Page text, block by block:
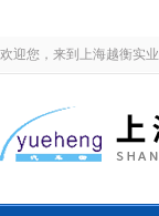
欢迎您，来到上海越衡实业